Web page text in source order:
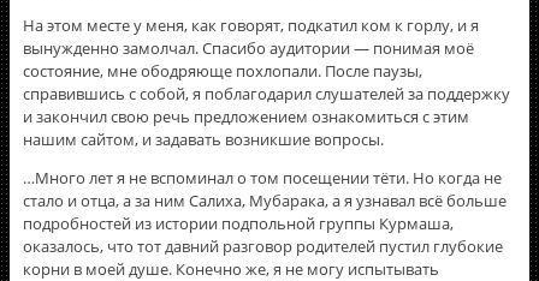
На этом месте у меня, как говорят, подкатил ком к горлу, и я
вынужденно замолчал. Спасибо аудитории — понимая моё
состояние, мне ободряюще похлопали. После паузы,
справившись с собой, я поблагодарил слушателей за поддержку
и закончил свою речь предложением ознакомиться с этим
нашим сайтом, и задавать возникшие вопросы.
…Много лет я не вспоминал о том посещении тёти. Но когда не
стало и отца, а за ним Салиха, Мубарака, а я узнавал всё больше
подробностей из истории подпольной группы Курмаша,
оказалось, что тот давний разговор родителей пустил глубокие
корни в моей душе. Конечно же, я не могу испытывать